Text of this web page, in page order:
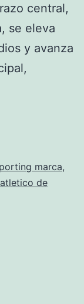
central,
se eleva
y avanza
marca,
de